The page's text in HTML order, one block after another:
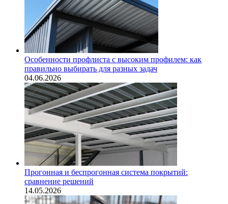
Особенности профлиста с высоким профилем: как
правильно выбирать для разных задач
04.06.2026
Прогонная и беспрогонная система покрытий:
сравнение решений
14.05.2026